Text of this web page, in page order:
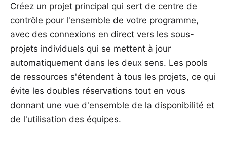
Créez un projet principal qui sert de centre de
contrôle pour l'ensemble de votre programme,
avec des connexions en direct vers les sous-
projets individuels qui se mettent à jour
automatiquement dans les deux sens. Les pools
de ressources s'étendent à tous les projets, ce qui
évite les doubles réservations tout en vous
donnant une vue d'ensemble de la disponibilité et
de l'utilisation des équipes.